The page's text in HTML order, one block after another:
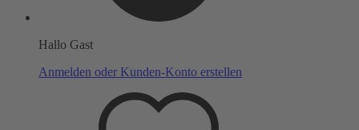
Hallo Gast
Anmelden oder Kunden-Konto erstellen